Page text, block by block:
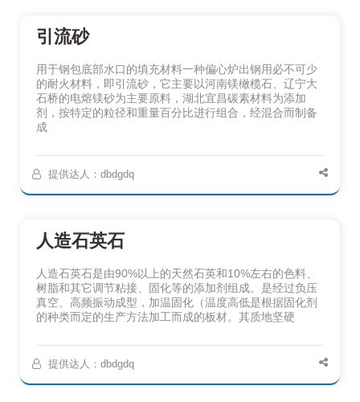
引流砂
用于钢包底部水口的填充材料一种偏心炉出钢用必不可少
的耐火材料，即引流砂，它主要以河南镁橄榄石、辽宁大
石桥的电熔镁砂为主要原料，湖北宜昌碳素材料为添加
剂，按特定的粒径和重量百分比进行组合，经混合而制备
成
提供达人：dbdgdq
人造石英石
人造石英石是由90%以上的天然石英和10%左右的色料、
树脂和其它调节粘接、固化等的添加剂组成。是经过负压
真空、高频振动成型，加温固化（温度高低是根据固化剂
的种类而定的生产方法加工而成的板材。其质地坚硬
提供达人：dbdgdq